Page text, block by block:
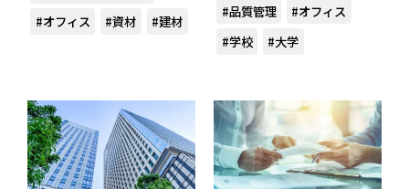
#オフィス
#資材 #建材
#品質管理
#オフィス
#学校
#大学